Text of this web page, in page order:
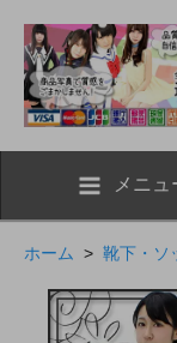
メニュ
ホーム > 靴下・ソ